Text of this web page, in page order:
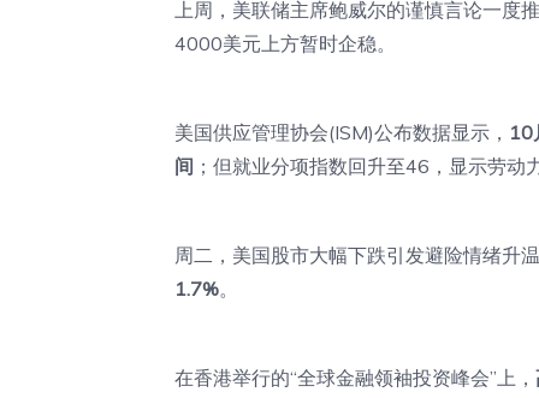
上周，美联储主席鲍威尔的谨慎言论一度
4000美元上方暂时企稳。
美国供应管理协会(ISM)公布数据显示， 10
间 ；但就业分项指数回升至46，显示劳动
周二，美国股市大幅下跌引发避险情绪升
1.7%。
在香港举行的“全球金融领袖投资峰会”上，